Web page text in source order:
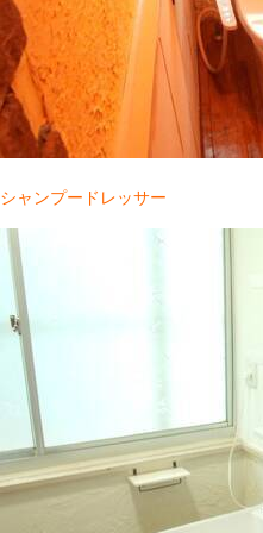
シャンプードレッサー